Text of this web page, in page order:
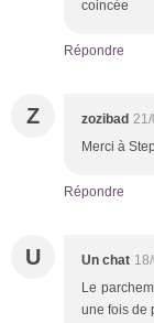
coincée
Répondre
Z zozibad
Merci à
Répondre
U Un chat
Le
une fois de